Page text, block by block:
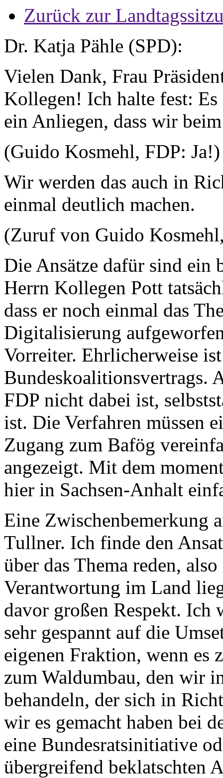
Zurück zur
Dr. Katja Pähle (SPD):
Vielen Dank, Frau
Kollegen! Ich halte fest: Es
ein Anliegen, dass wir
(Guido Kosmehl, FDP: Ja!)
Wir werden das auch in
einmal deutlich machen.
(Zuruf von Guido
Die Ansätze dafür sind ein
Herrn Kollegen Pott
dass er noch einmal das
Digitalisierung
Vorreiter. Ehrlicherweise
Bundeskoalitionsvertrags.
FDP nicht dabei ist,
ist. Die Verfahren müssen
Zugang zum Bafög
angezeigt. Mit dem
hier in Sachsen-Anhalt
Eine Zwischenbemerkung
Tullner. Ich finde den
über das Thema reden,
Verantwortung im Land
davor großen Respekt.
sehr gespannt auf die
eigenen Fraktion, wenn es
zum Waldumbau, den wir
behandeln, der sich in
wir es gemacht haben bei
eine Bundesratsinitiative
übergreifend beklatschten